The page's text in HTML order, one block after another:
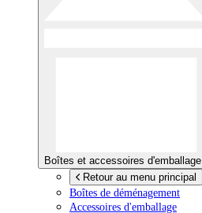
Boîtes et accessoires d'emballage
Retour au menu principal
Boîtes de déménagement
Accessoires d'emballage